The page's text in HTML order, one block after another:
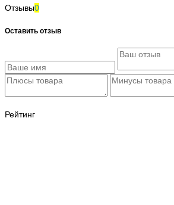
Отзывы0
Оставить отзыв
Рейтинг